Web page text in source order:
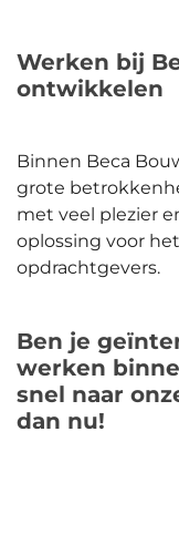
Werken bij
ontwikkelen
Binnen Beca
grote
met veel plezier
oplossing voor
opdrachtgevers.
Ben je
werken
snel naar
dan nu!